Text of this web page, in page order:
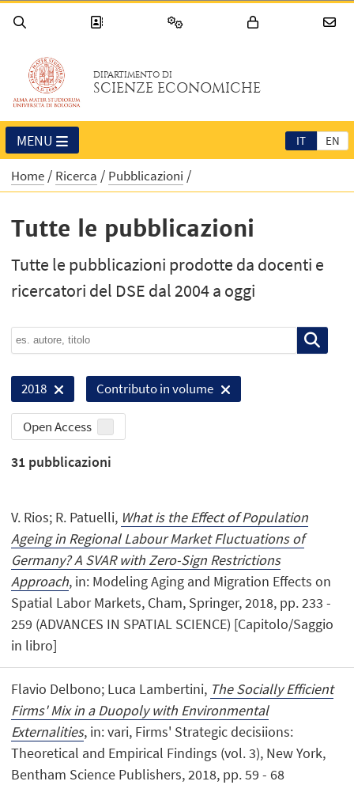
DIPARTIMENTO DI
SCIENZE ECONOMICHE
IT EN
MENU
Home Ricerca Pubblicazioni
Tutte le pubblicazioni
Tutte le pubblicazioni prodotte da docenti e
ricercatori del DSE dal 2004 a oggi
2018 Contributo in volume
Open Access
31 pubblicazioni
V. Rios; R. Patuelli, What is the Effect of Population
Ageing in Regional Labour Market Fluctuations of
Germany? A SVAR with Zero-Sign Restrictions
Approach, in: Modeling Aging and Migration Effects on
Spatial Labor Markets, Cham, Springer, 2018, pp. 233 -
259 (ADVANCES IN SPATIAL SCIENCE) [Capitolo/Saggio
in libro]
Flavio Delbono; Luca Lambertini, The Socially Efficient
Firms' Mix in a Duopoly with Environmental
Externalities, in: vari, Firms' Strategic decisiions:
Theoretical and Empirical Findings (vol. 3), New York,
Bentham Science Publishers, 2018, pp. 59 - 68